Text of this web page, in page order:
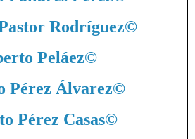
Rodríguez©
Peláez©
Pérez Álvarez©
Pérez Casas©